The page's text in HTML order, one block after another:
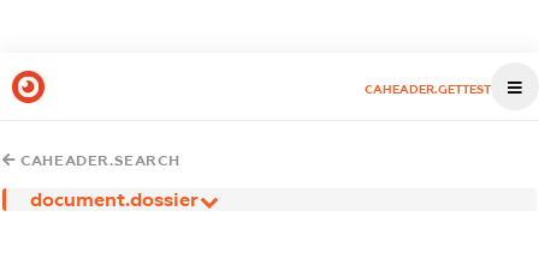
CAHEADER.GETTEST
CAHEADER.SEARCH
document.dossier